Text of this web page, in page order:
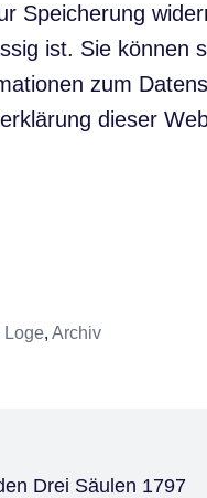
Speicherung
ist. Sie können
zum
dieser
Loge Archiv
Drei Säulen 1797